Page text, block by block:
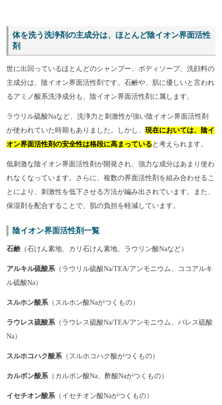
体を洗う洗浄剤の主成分は、ほとんど陰イオン界面活性
剤
世に出回っているほとんどのシャンプー、ボディソープ、洗顔料の
主成分は、陰イオン界面活性剤です。石鹸や、肌に優しいと言われ
るアミノ酸系洗浄成分も、陰イオン界面活性剤に属します。
ラウリル硫酸Naなど、洗浄力と刺激性が強い陰イオン界面活性剤
が使われていた時期もありました。しかし、現在においては、陰イ
オン界面活性剤の安全性は格段に高まっている と考えられます。
低刺激な陰イオン界面活性剤が開発され、強力な成分はあまり使わ
れなくなっています。さらに、複数の界面活性剤を組み合わせるこ
とにより、刺激性を低下させる方法が編み出されています。また、
保湿剤を配合することで、肌の負担を軽減しています。
陰イオン界面活性剤一覧
石鹸 （石けん素地、カリ石けん素地、ラウリン酸Naなど）
アルキル硫酸系（ラウリル硫酸Na/TEA/アンモニウム、ココアルキ
ル硫酸Na）
スルホン酸系（スルホン酸Naがつくもの）
ラウレス硫酸系（ラウレス硫酸Na/TEA/アンモニウム、パレス硫酸
Na）
スルホコハク酸系（スルホコハク酸がつくもの）
カルボン酸系（カルボン酸Na、酢酸Naがつくもの）
イセチオン酸系（イセチオン酸Naがつくもの）